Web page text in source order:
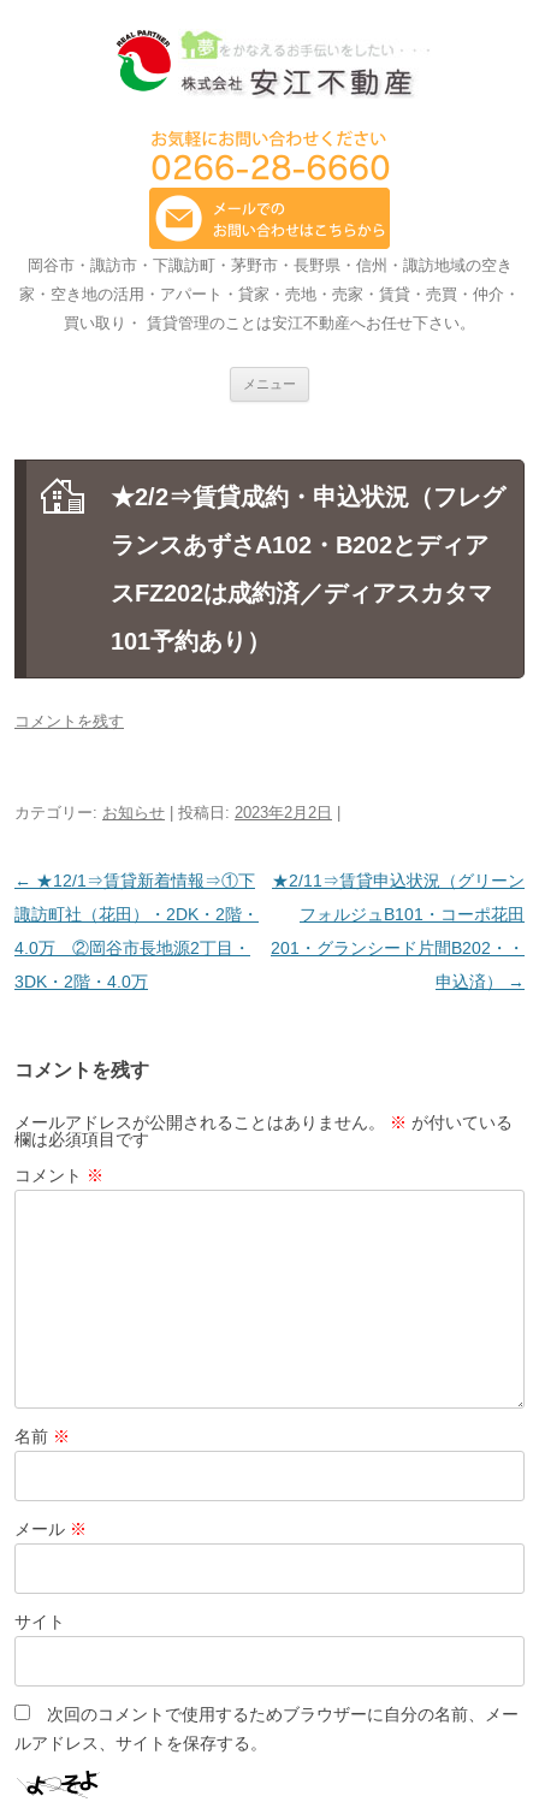
岡谷市・諏訪市・下諏訪町・茅野市・長野県・信州・諏訪地域の空き
家・空き地の活用・アパート・貸家・売地・売家・賃貸・売買・仲介・
買い取り・ 賃貸管理のことは安江不動産へお任せ下さい。
メニュー
へ
キ
ッ
★2/2⇒賃貸成約・申込状況（フレグ
ランスあずさA102・B202とディア
スFZ202は成約済／ディアスカタマ
101予約あり）
コメントを残す
カテゴリー: お知らせ | 投稿日: 2023年2月2日
投
稿
ナ
ビ
シ
ョ
ン
← ★12/1⇒賃貸新着情報⇒①下
諏訪町社（花田）・2DK・2階・
4.0万 ②岡谷市長地源2丁目・
3DK・2階・4.0万
★2/11⇒賃貸申込状況（グリーン
フォルジュB101・コーポ花田
201・グランシード片間B202・・
申込済）
→
コメントを残す
メールアドレスが公開されることはありません。 ※ が付いている
欄は必須項目です
コメント ※
名前 ※
メール ※
サイト
次回のコメントで使用するためブラウザーに自分の名前、メー
ルアドレス、サイトを保存する。